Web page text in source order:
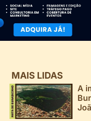
MAIS LIDAS
A